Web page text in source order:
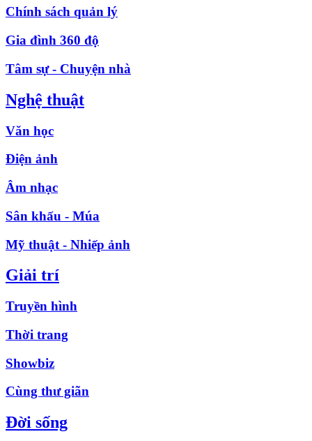
Chính sách quản lý
Gia đình 360 độ
Tâm sự - Chuyện nhà
Nghệ thuật
Văn học
Điện ảnh
Âm nhạc
Sân khấu - Múa
Mỹ thuật - Nhiếp ảnh
Giải trí
Truyền hình
Thời trang
Showbiz
Cùng thư giãn
Đời sống